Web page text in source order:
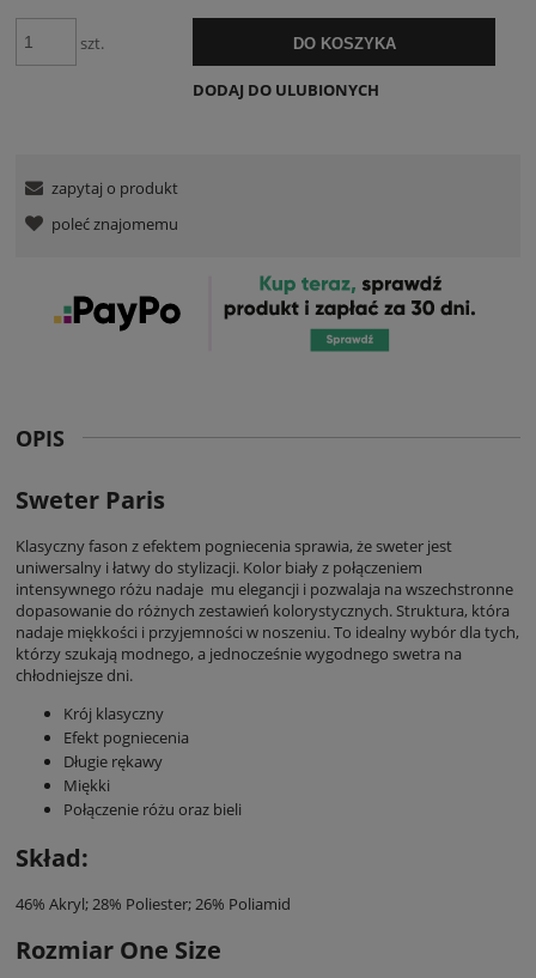
szt. DO KOSZYKA
DODAJ DO ULUBIONYCH
zapytaj o produkt
poleć znajomemu
OPIS
Sweter Paris
Klasyczny fason z efektem pogniecenia sprawia, że sweter jest
uniwersalny i łatwy do stylizacji. Kolor biały z połączeniem
intensywnego różu nadaje mu elegancji i pozwalaja na wszechstronne
dopasowanie do różnych zestawień kolorystycznych. Struktura, która
nadaje miękkości i przyjemności w noszeniu. To idealny wybór dla tych,
którzy szukają modnego, a jednocześnie wygodnego swetra na
chłodniejsze dni.
Krój klasyczny
Efekt pogniecenia
Długie rękawy
Miękki
Połączenie różu oraz bieli
Skład:
46% Akryl; 28% Poliester; 26% Poliamid
Rozmiar One Size